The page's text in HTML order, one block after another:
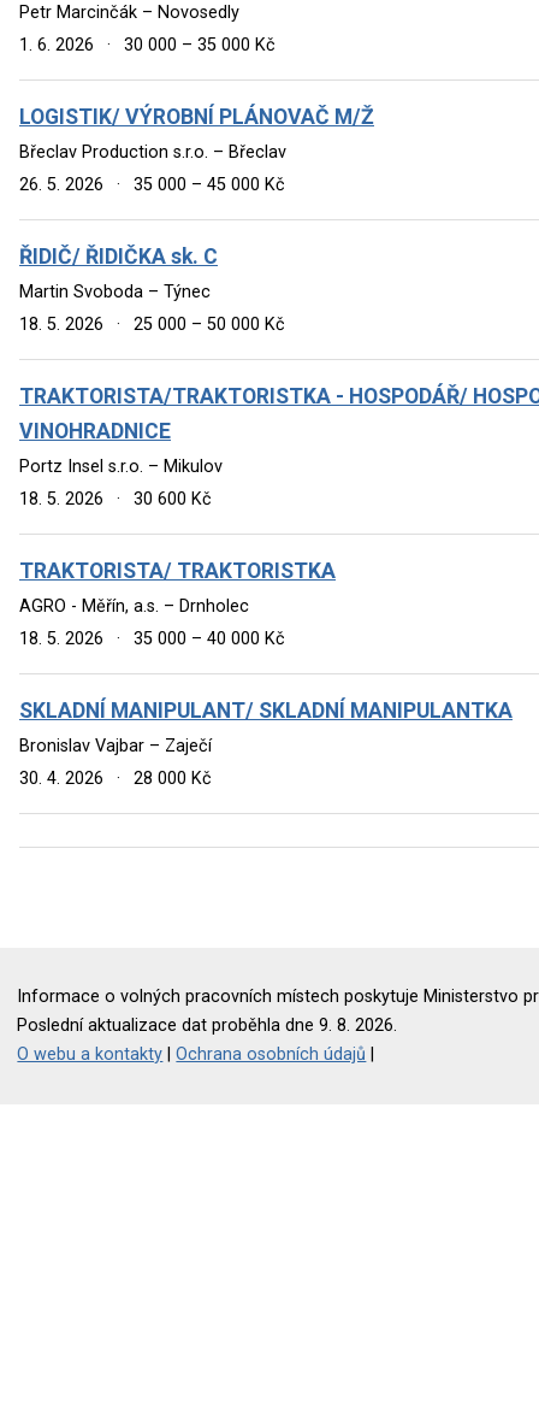
Petr Marcinčák – Novosedly
1. 6. 2026
· 30 000 – 35 000 Kč
LOGISTIK/ VÝROBNÍ PLÁNOVAČ M/Ž
Břeclav Production s.r.o. – Břeclav
26. 5. 2026
· 35 000 – 45 000 Kč
ŘIDIČ/ ŘIDIČKA sk. C
Martin Svoboda – Týnec
18. 5. 2026
· 25 000 – 50 000 Kč
TRAKTORISTA/TRAKTORISTKA - HOSPODÁŘ/
VINOHRADNICE
Portz Insel s.r.o. – Mikulov
18. 5. 2026
· 30 600 Kč
TRAKTORISTA/ TRAKTORISTKA
AGRO - Měřín, a.s. – Drnholec
18. 5. 2026
· 35 000 – 40 000 Kč
SKLADNÍ MANIPULANT/ SKLADNÍ MANIPULANTKA
Bronislav Vajbar – Zaječí
30. 4. 2026
· 28 000 Kč
Informace o volných pracovních místech poskytuje Ministerstvo
Poslední aktualizace dat proběhla dne 9. 8. 2026.
O webu a kontakty |Ochrana osobních údajů